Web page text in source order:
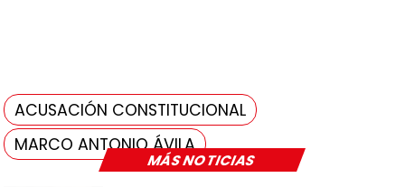
MÁS NOTICIAS
ACUSACIÓN CONSTITUCIONAL
MARCO ANTONIO ÁVILA